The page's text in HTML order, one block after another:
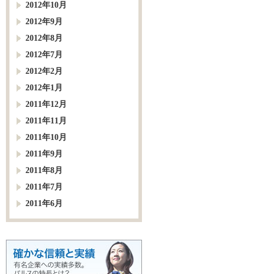
2012年10月
2012年9月
2012年8月
2012年7月
2012年2月
2012年1月
2011年12月
2011年11月
2011年10月
2011年9月
2011年8月
2011年7月
2011年6月